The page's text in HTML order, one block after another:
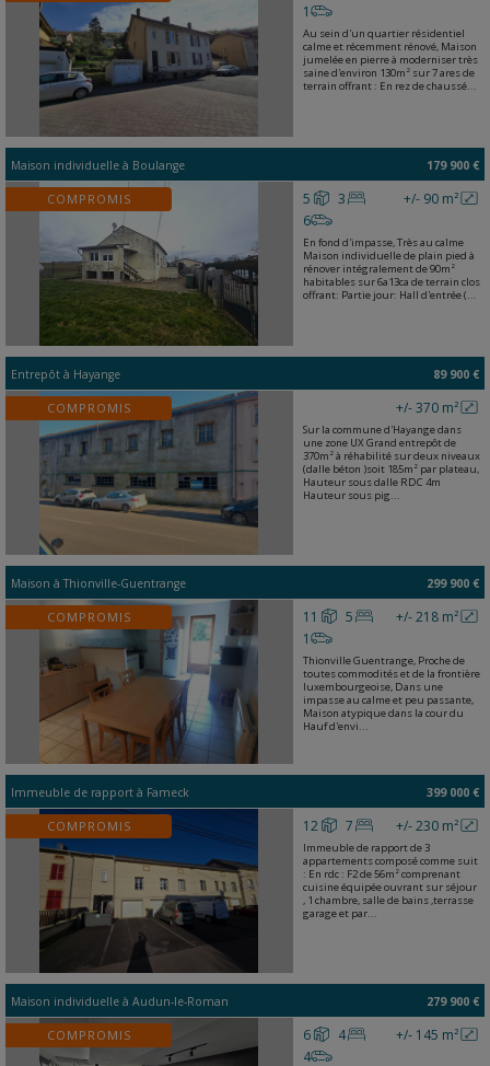
1
Au sein d'un quartier résidentiel
calme et récemment rénové, Maison
jumelée en pierre à moderniser très
saine d'environ 130m² sur 7 ares de
terrain offrant : En rez de chaussé...
Maison individuelle à Boulange 179 900 €
COMPROMIS +/- 90 m²
5
3
6
En fond d'impasse, Très au calme
Maison individuelle de plain pied à
rénover intégralement de 90m²
habitables sur 6a13ca de terrain clos
offrant: Partie jour: Hall d'entrée (...
Entrepôt à Hayange 89 900 €
COMPROMIS +/- 370 m²
Sur la commune d'Hayange dans
une zone UX Grand entrepôt de
370m² à réhabilité sur deux niveaux
(dalle béton )soit 185m² par plateau,
Hauteur sous dalle RDC 4m
Hauteur sous pig...
Maison àThionville-Guentrange 299 900 €
COMPROMIS +/- 218 m²
11
5
1
Thionville Guentrange, Proche de
toutes commodités et de la frontière
luxembourgeoise, Dans une
impasse au calme et peu passante,
Maison atypique dans la cour du
Hauf d'envi...
Immeuble de rapport à Fameck 399 000 €
COMPROMIS +/- 230 m²
12 7
Immeuble de rapport de 3
appartements composé comme suit
: En rdc : F2 de 56m² comprenant
cuisine équipée ouvrant sur séjour
, 1 chambre, salle de bains ,terrasse
garage et par...
Maison individuelle à Audun-le-Roman 279 900 €
COMPROMIS +/- 145 m²
6
4
4